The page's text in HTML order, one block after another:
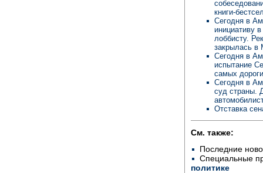
книги-
Сегодня в
инициативу
лоббисту.
закрылась в
Сегодня в
испытание
самых
Сегодня в
суд страны.
Отставка
См. также:
Последние
Специальные
политике